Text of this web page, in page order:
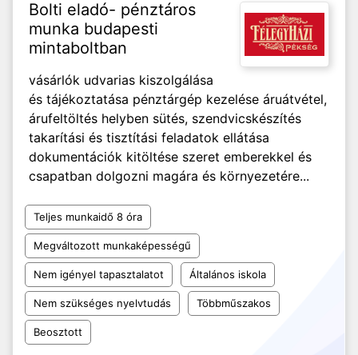
Bolti eladó- pénztáros
munka budapesti
mintaboltban
vásárlók udvarias kiszolgálása
és tájékoztatása pénztárgép kezelése áruátvétel,
árufeltöltés helyben sütés, szendvicskészítés
takarítási és tisztítási feladatok ellátása
dokumentációk kitöltése szeret emberekkel és
csapatban dolgozni magára és környezetére...
Teljes munkaidő 8 óra
Megváltozott munkaképességű
Nem igényel tapasztalatot Általános iskola
Nem szükséges nyelvtudás Többműszakos
Beosztott